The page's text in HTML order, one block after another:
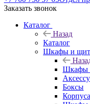
Заказать звонок
Каталог
Назад
Каталог
Шкафы и
Шкафы
Боксы
Корпуса